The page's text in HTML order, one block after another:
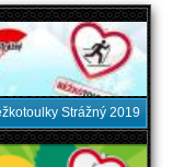
Strážný 2019